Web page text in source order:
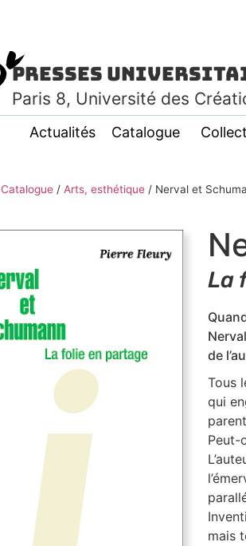
Presses
Paris 8, Université des
Actualités Catalogue
Catalogue / Arts, esthétique / Nerval et
La
de
Tous
qui
Peut-
mais